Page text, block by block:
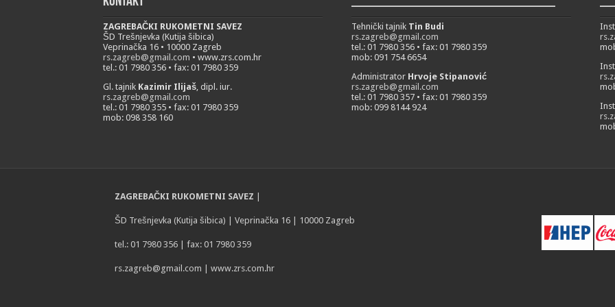
ZAGREBAČKI RUKOMETNI SAVEZ
ŠD Trešnjevka (Kutija šibica)
Veprinačka 16 • 10000 Zagreb
rs.zagreb@gmail.com • www.zrs.com.hr
tel.: 01 7980 356 • fax: 01 7980 359
Gl. tajnik Kazimir Ilijaš, dipl. iur.
rs.zagreb@gmail.com
tel.: 01 7980 355 • fax: 01 7980 359
mob: 098 358 160
Tehnički tajnik Tin Budi
rs.zagreb@gmail.com
tel.: 01 7980 356 • fax: 01 7980 359
mob: 091 754 6654
Administrator Hrvoje Stipanović
rs.zagreb@gmail.com
tel.: 01 7980 357 • fax: 01 7980 359
mob: 099 8144 924
ZAGREBAČKI RUKOMETNI SAVEZ
ŠD Trešnjevka (Kutija šibica) | Veprinačka 16 | 10000 Zagreb
tel.: 01 7980 356 | fax: 01 7980 359
rs.zagreb@gmail.com | www.zrs.com.hr